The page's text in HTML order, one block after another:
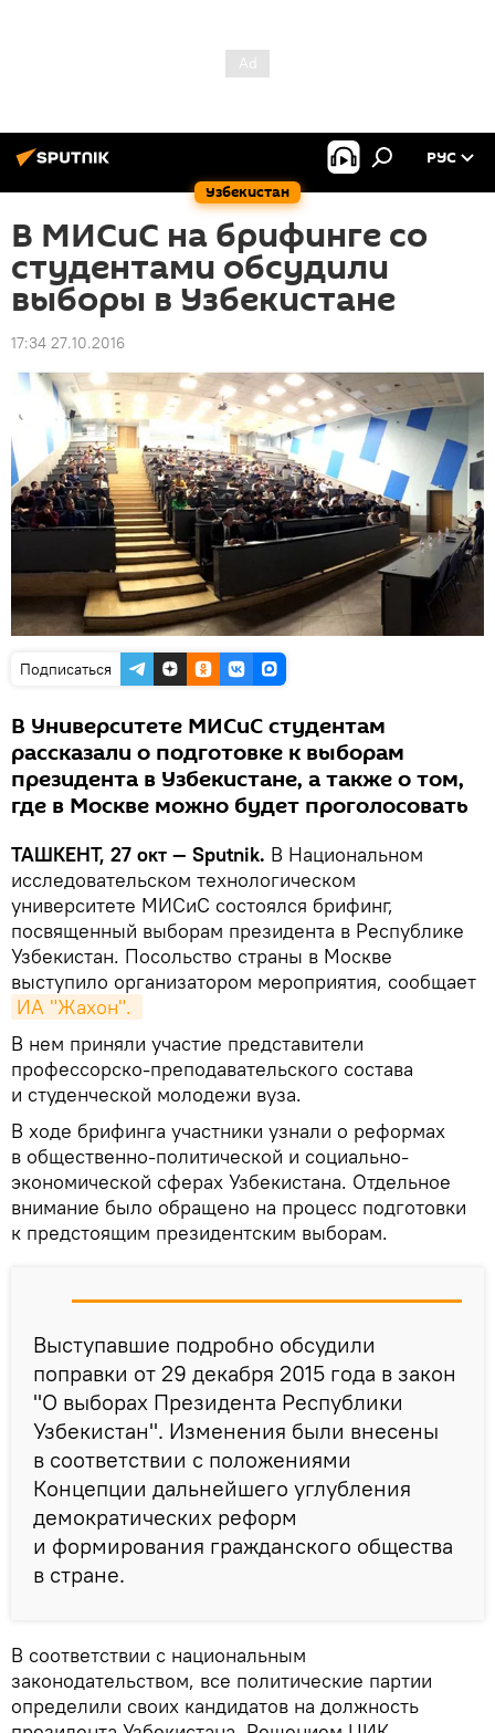
Узбекистан
РУС
В МИСиС на брифинге со
студентами обсудили
выборы в Узбекистане
17:34 27.10.2016
Подписаться
В Университете МИСиС студентам
рассказали о подготовке к выборам
президента в Узбекистане, а также о том,
где в Москве можно будет проголосовать
ТАШКЕНТ, 27 окт — Sputnik. В Национальном
исследовательском технологическом
университете МИСиС состоялся брифинг,
посвященный выборам президента в Республике
Узбекистан. Посольство страны в Москве
выступило организатором мероприятия, сообщает
ИА "Жахон".
В нем приняли участие представители
профессорско-преподавательского состава
и студенческой молодежи вуза.
В ходе брифинга участники узнали о реформах
в общественно-политической и социально-
экономической сферах Узбекистана. Отдельное
внимание было обращено на процесс подготовки
к предстоящим президентским выборам.
Выступавшие подробно обсудили
поправки от 29 декабря 2015 года в закон
"О выборах Президента Республики
Узбекистан". Изменения были внесены
в соответствии с положениями
Концепции дальнейшего углубления
демократических реформ
и формирования гражданского общества
в стране.
В соответствии с национальным
законодательством, все политические партии
определили своих кандидатов на должность